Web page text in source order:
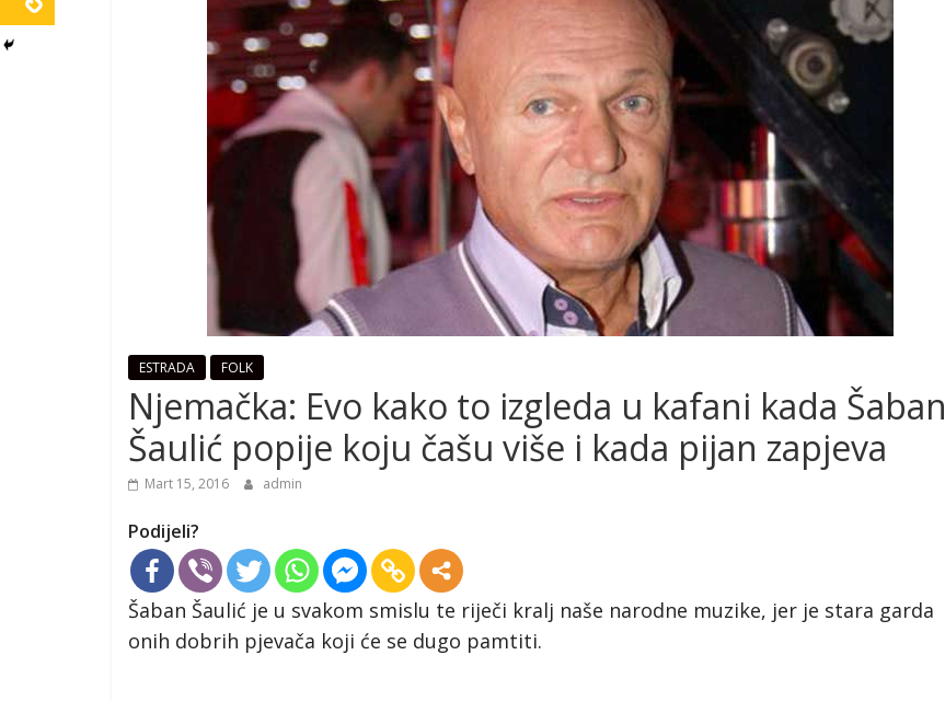
ESTRADA FOLK
Njemačka: Evo kako to izgleda u kafani kada Šaban
Šaulić popije koju čašu više i kada pijan zapjeva
Mart 15, 2016 admin
Podijeli?
Šaban Šaulić je u svakom smislu te riječi kralj naše narodne muzike, jer je stara garda
onih dobrih pjevača koji će se dugo pamtiti.